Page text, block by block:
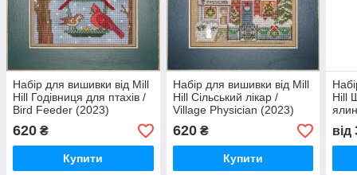
Набір для вишивки від Mill
Hill Годівниця для птахів /
Bird Feeder (2023)
620 ₴
Купити
Набір для вишивки від Mill
Hill Сільський лікар /
Village Physician (2023)
620₴
Купити
Hill
від